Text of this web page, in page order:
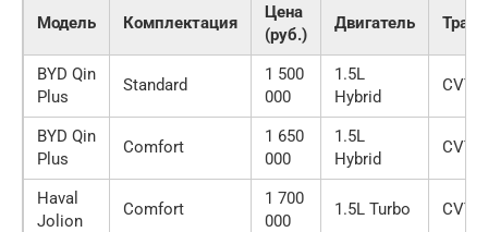
Модель Комплектация
Цена
(руб.)
Двигатель
BYD Qin
Plus
Standard
1 500
000
1.5L
Hybrid
CVT
BYD Qin
Plus
Comfort
1 650
000
1.5L
Hybrid
CVT
Haval
Jolion
Comfort
1 700
000
1.5L Turbo CVT